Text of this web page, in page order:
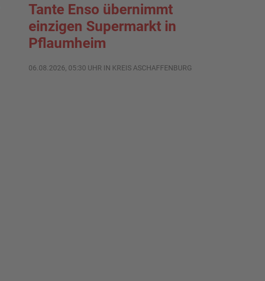
Tante Enso übernimmt
einzigen Supermarkt in
Pflaumheim
06.08.2026, 05:30 UHR IN KREIS ASCHAFFENBURG